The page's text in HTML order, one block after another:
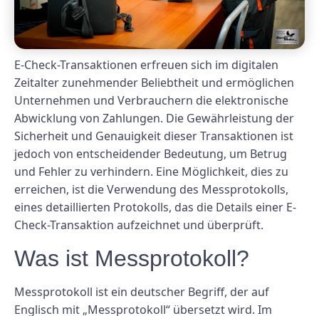
E-Check-Transaktionen erfreuen sich im digitalen
Zeitalter zunehmender Beliebtheit und ermöglichen
Unternehmen und Verbrauchern die elektronische
Abwicklung von Zahlungen. Die Gewährleistung der
Sicherheit und Genauigkeit dieser Transaktionen ist
jedoch von entscheidender Bedeutung, um Betrug
und Fehler zu verhindern. Eine Möglichkeit, dies zu
erreichen, ist die Verwendung des Messprotokolls,
eines detaillierten Protokolls, das die Details einer E-
Check-Transaktion aufzeichnet und überprüft.
Was ist Messprotokoll?
Messprotokoll ist ein deutscher Begriff, der auf
Englisch mit „Messprotokoll“ übersetzt wird. Im